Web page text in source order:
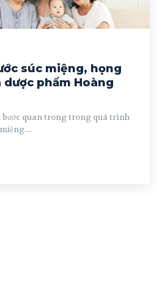
súc miệng, họng
phẩm Hoàng
bước quan trong trong quá trình